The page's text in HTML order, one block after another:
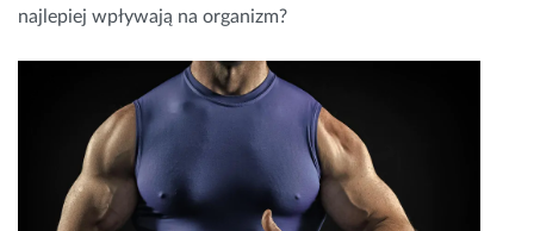
najlepiej wpływają na organizm?